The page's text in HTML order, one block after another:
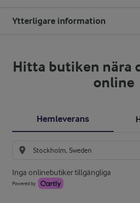
Ytterligare information
Hitta butiken nära
online
Hemleverans
Inga onlinebutiker tillgängliga
Powered by